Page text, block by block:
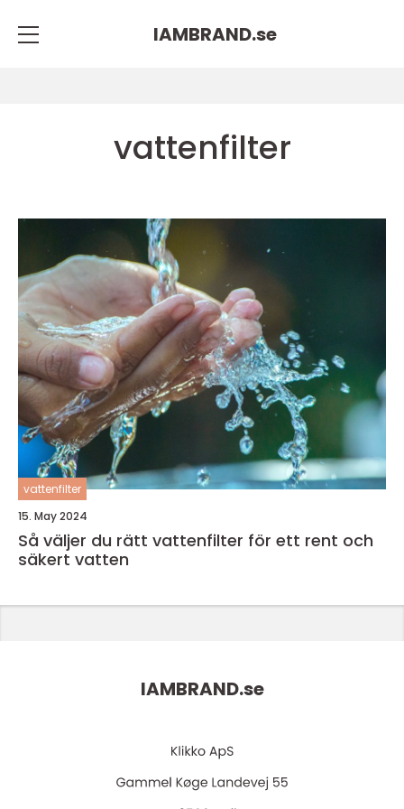
IAMBRAND.se
vattenfilter
vattenfilter
15. May 2024
Så väljer du rätt vattenfilter för ett rent och
säkert vatten
IAMBRAND.se